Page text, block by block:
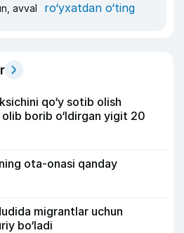
avval ro‘yxatdan o‘ting
qo‘y sotib olish
borib o‘ldirgan yigit 20
ota-onasi qanday
migrantlar uchun
bo‘ladi